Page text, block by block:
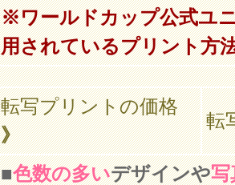
※ワールドカップ公式ユ
用されているプリント方
転写プリントの価格
》
転
■色数の多いデザインや写